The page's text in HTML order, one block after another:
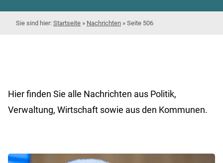
Startseite » Nachrichten » Seite 506
Hier finden Sie alle Nachrichten aus Politik,
Verwaltung, Wirtschaft sowie aus den Kommunen.